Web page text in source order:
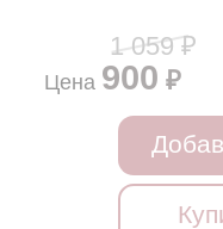
1 059 ₽
Цена 900 ₽